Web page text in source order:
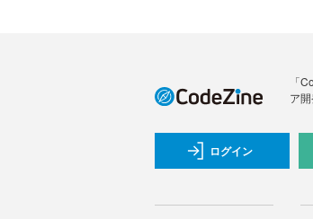
「
ア
ログイン